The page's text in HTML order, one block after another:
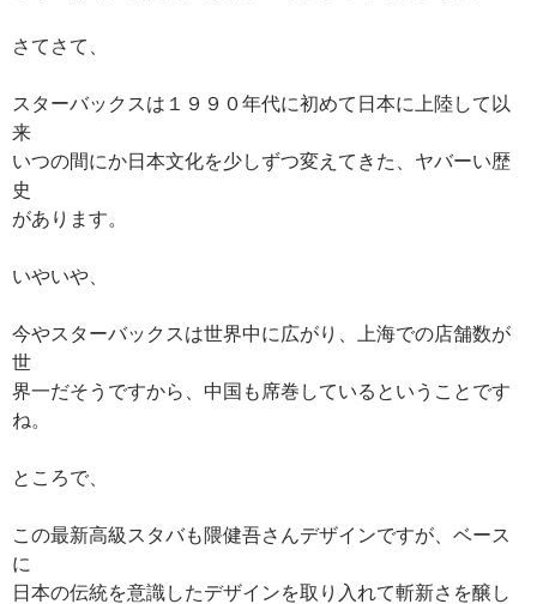
さてさて、
スターバックスは１９９０年代に初めて日本に上陸して以
来
いつの間にか日本文化を少しずつ変えてきた、ヤバーい歴
史
があります。
いやいや、
今やスターバックスは世界中に広がり、上海での店舗数が
世
界一だそうですから、中国も席巻しているということです
ね。
ところで、
この最新高級スタバも隈健吾さんデザインですが、ベース
に
日本の伝統を意識したデザインを取り入れて斬新さを醸し